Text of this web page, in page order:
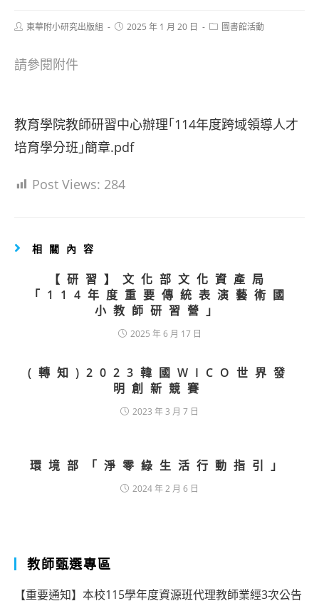
Post東華附小研究出版組
Post2025 年 1 月 20 日
Post圖書館活動
請參閱附件
教育學院教師研習中心辦理｢114年度跨域領導人才
培育學分班｣簡章.pdf
Post Views: 284
相關內容
【研習】文化部文化資產局
「114年度重要傳統表演藝術國
小教師研習營」
2025 年 6 月 17 日
(轉知)2023韓國WICO世界發
明創新競賽
2023 年 3 月 7 日
環境部「淨零綠生活行動指引」
2024 年 2 月 6 日
教師甄選專區
【重要通知】本校115學年度資源班代理教師業經3次公告